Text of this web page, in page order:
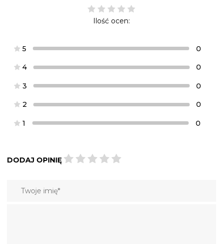
Ilość ocen:
5 0
4 0
3 0
2 0
1 0
DODAJ OPINIĘ